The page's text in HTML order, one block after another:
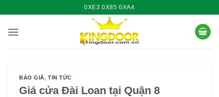
nội
0XE3 0X85 0XA4
BÁO GIÁ,TIN TỨC
Giá cửa Đài Loan tại Quận 8